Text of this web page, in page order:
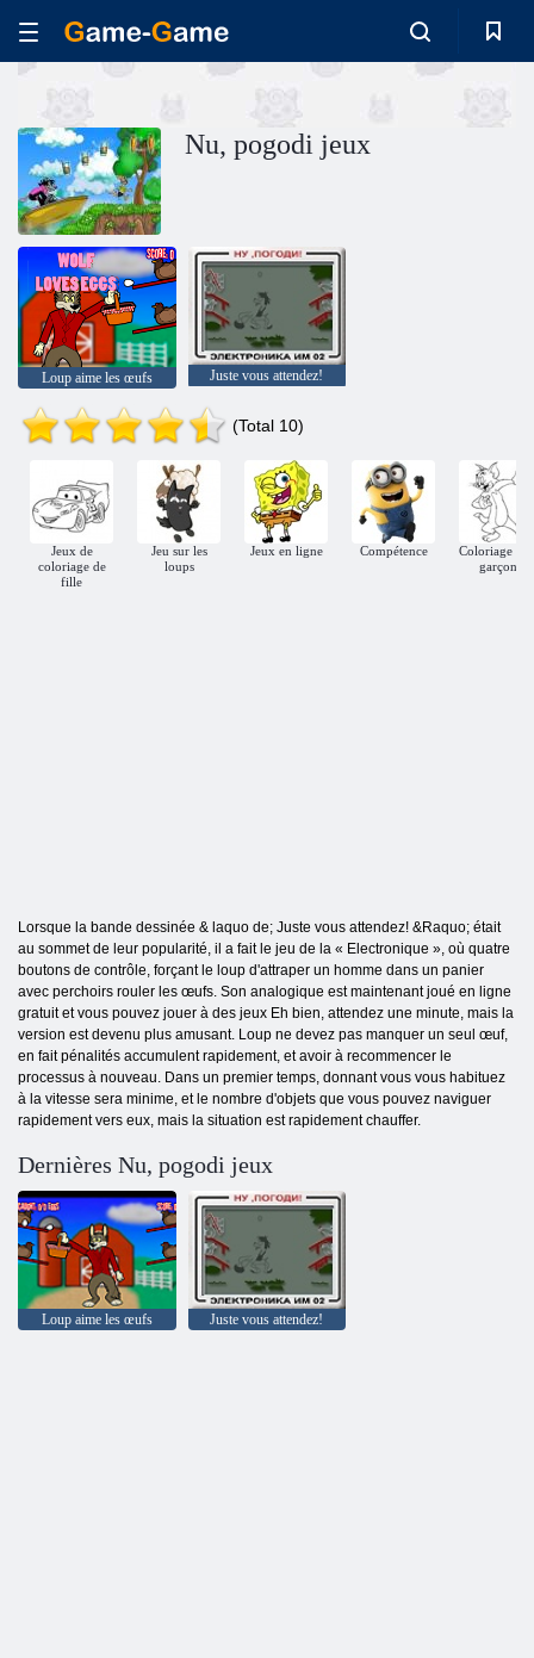
Nu, pogodi jeux
Loup aime les œufs Juste vous attendez!
(Total 10)
Jeux de
coloriage de
fille
Jeu sur les
loups
Jeux en ligne Compétence
Coloriage
garçons
Lorsque la bande dessinée & laquo de; Juste vous attendez! &Raquo; était
au sommet de leur popularité, il a fait le jeu de la « Electronique », où quatre
boutons de contrôle, forçant le loup d'attraper un homme dans un panier
avec perchoirs rouler les œufs. Son analogique est maintenant joué en ligne
gratuit et vous pouvez jouer à des jeux Eh bien, attendez une minute, mais la
version est devenu plus amusant. Loup ne devez pas manquer un seul œuf,
en fait pénalités accumulent rapidement, et avoir à recommencer le
processus à nouveau. Dans un premier temps, donnant vous vous habituez
à la vitesse sera minime, et le nombre d'objets que vous pouvez naviguer
rapidement vers eux, mais la situation est rapidement chauffer.
Dernières Nu, pogodi jeux
Loup aime les œufs Juste vous attendez!